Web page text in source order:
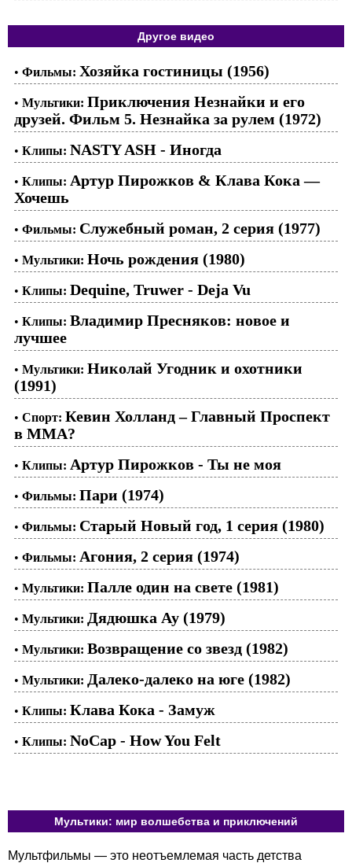
Другое видео
• Фильмы: Хозяйка гостиницы (1956)
• Мультики: Приключения Незнайки и его
друзей. Фильм 5. Незнайка за рулем (1972)
• Клипы: NASTY ASH - Иногда
• Клипы: Артур Пирожков & Клава Кока —
Хочешь
• Фильмы: Служебный роман, 2 серия (1977)
• Мультики: Ночь рождения (1980)
• Клипы: Dequine, Truwer - Deja Vu
• Клипы: Владимир Пресняков: новое и
лучшее
• Мультики: Николай Угодник и охотники
(1991)
• Спорт: Кевин Холланд – Главный Проспект
в ММА?
• Клипы: Артур Пирожков - Ты не моя
• Фильмы: Пари (1974)
• Фильмы: Старый Новый год, 1 серия (1980)
• Фильмы: Агония, 2 серия (1974)
• Мультики: Палле один на свете (1981)
• Мультики: Дядюшка Ау (1979)
• Мультики: Возвращение со звезд (1982)
• Мультики: Далеко-далеко на юге (1982)
• Клипы: Клава Кока - Замуж
• Клипы: NoCap - How You Felt
Мультики: мир волшебства и приключений
Мультфильмы — это неотъемлемая часть детства